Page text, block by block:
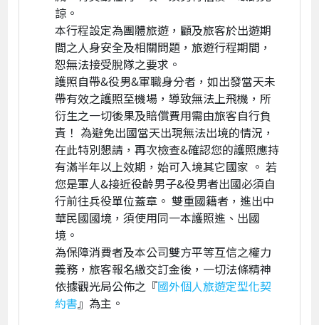
諒。
本行程設定為團體旅遊，顧及旅客於出遊期
間之人身安全及相關問題，旅遊行程期間，
恕無法接受脫隊之要求。
護照自帶&役男&軍職身分者，如出發當天未
帶有效之護照至機場，導致無法上飛機，所
衍生之一切後果及賠償費用需由旅客自行負
責！ 為避免出國當天出現無法出境的情況，
在此特別懇請，再次檢查&確認您的護照應持
有滿半年以上效期，始可入境其它國家 。 若
您是軍人&接近役齡男子&役男者出國必須自
行前往兵役單位蓋章。 雙重國籍者，進出中
華民國國境，須使用同一本護照進、出國
境。
為保障消費者及本公司雙方平等互信之權力
義務，旅客報名繳交訂金後，一切法條精神
依據觀光局公佈之『國外個人旅遊定型化契
約書』為主。